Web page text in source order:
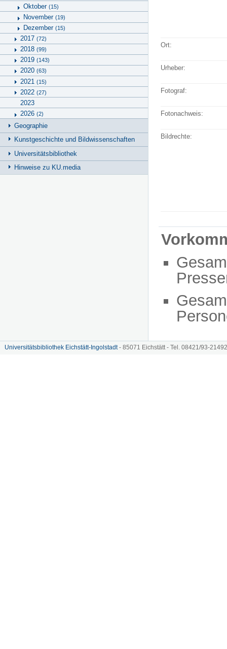
Oktober (15)
November (19)
Dezember (15)
2017 (72)
2018 (99)
2019 (143)
2020 (63)
2021 (15)
2022 (27)
2023
2026 (2)
Geographie
Kunstgeschichte und Bildwissenschaften
Universitätsbibliothek
Hinweise zu KU.media
Ort:
Urheber:
Fotograf:
Fotonachweis:
Bildrechte:
Universitätsbibliothek Eichstätt-Ingolstadt- 85071 Eichstätt - Tel. 08421/93-